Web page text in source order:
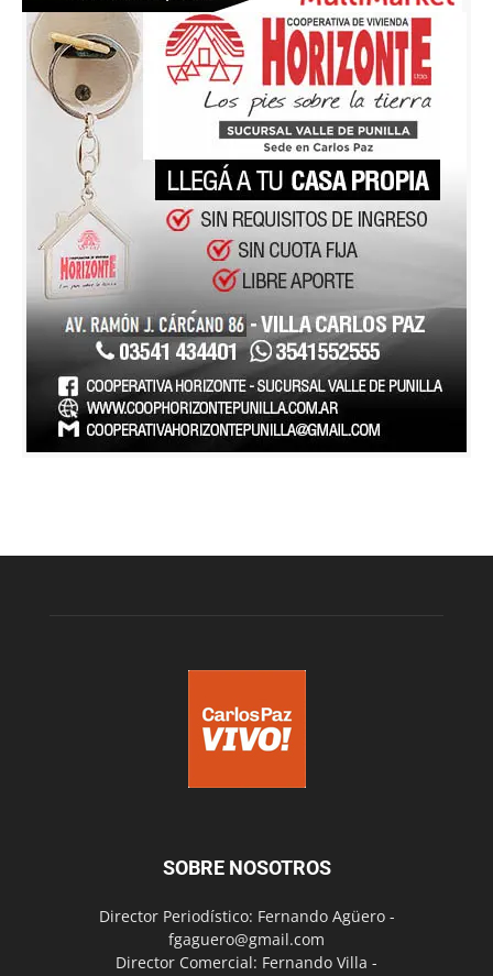
SOBRE NOSOTROS
Director Periodístico: Fernando Agüero -
fgaguero@gmail.com
Director Comercial: Fernando Villa -